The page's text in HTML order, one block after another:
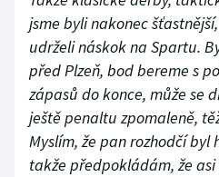
jsme byli nakonec
udrželi náskok na Spartu.
před Plzeň, bod bereme s
zápasů do konce, může se
ještě penaltu zpomaleně,
Myslím, že pan rozhodčí byl
takže předpokládám, že asi